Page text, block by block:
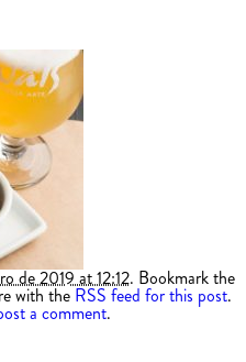
de 2019 at 12:12. Bookmark the
with the RSS feed for this post.
a comment.